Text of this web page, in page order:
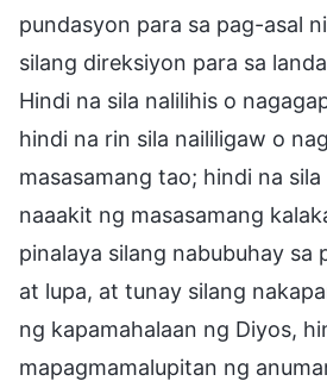
pundasyon para sa pag-asal
silang direksiyon para sa
Hindi na sila nalilihis o
hindi na rin sila naililigaw o
masasamang tao; hindi na
naaakit ng masasamang
pinalaya silang nabubuhay sa
at lupa, at tunay silang
ng kapamahalaan ng Diyos,
mapagmamalupitan ng